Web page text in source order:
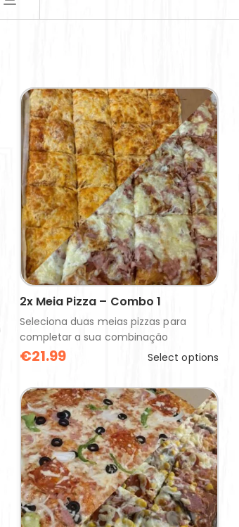
2x Meia Pizza – Combo 1
Seleciona duas meias pizzas para
completar a sua combinação
€21.99 Select options